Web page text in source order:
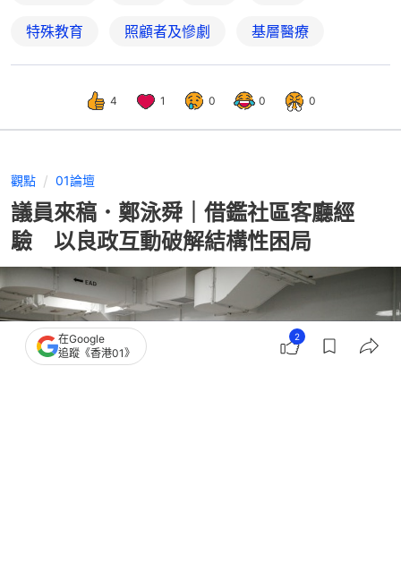
特殊教育 照顧者及慘劇 基層醫療
4 1 0 0 0
觀點 01論壇
議員來稿．鄭泳舜｜借鑑社區客廳經
驗 以良政互動破解結構性困局
在Google
追蹤《香港01》
2